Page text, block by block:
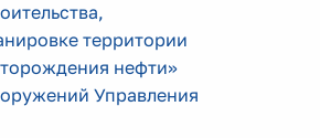
территории
нефти»
Управления